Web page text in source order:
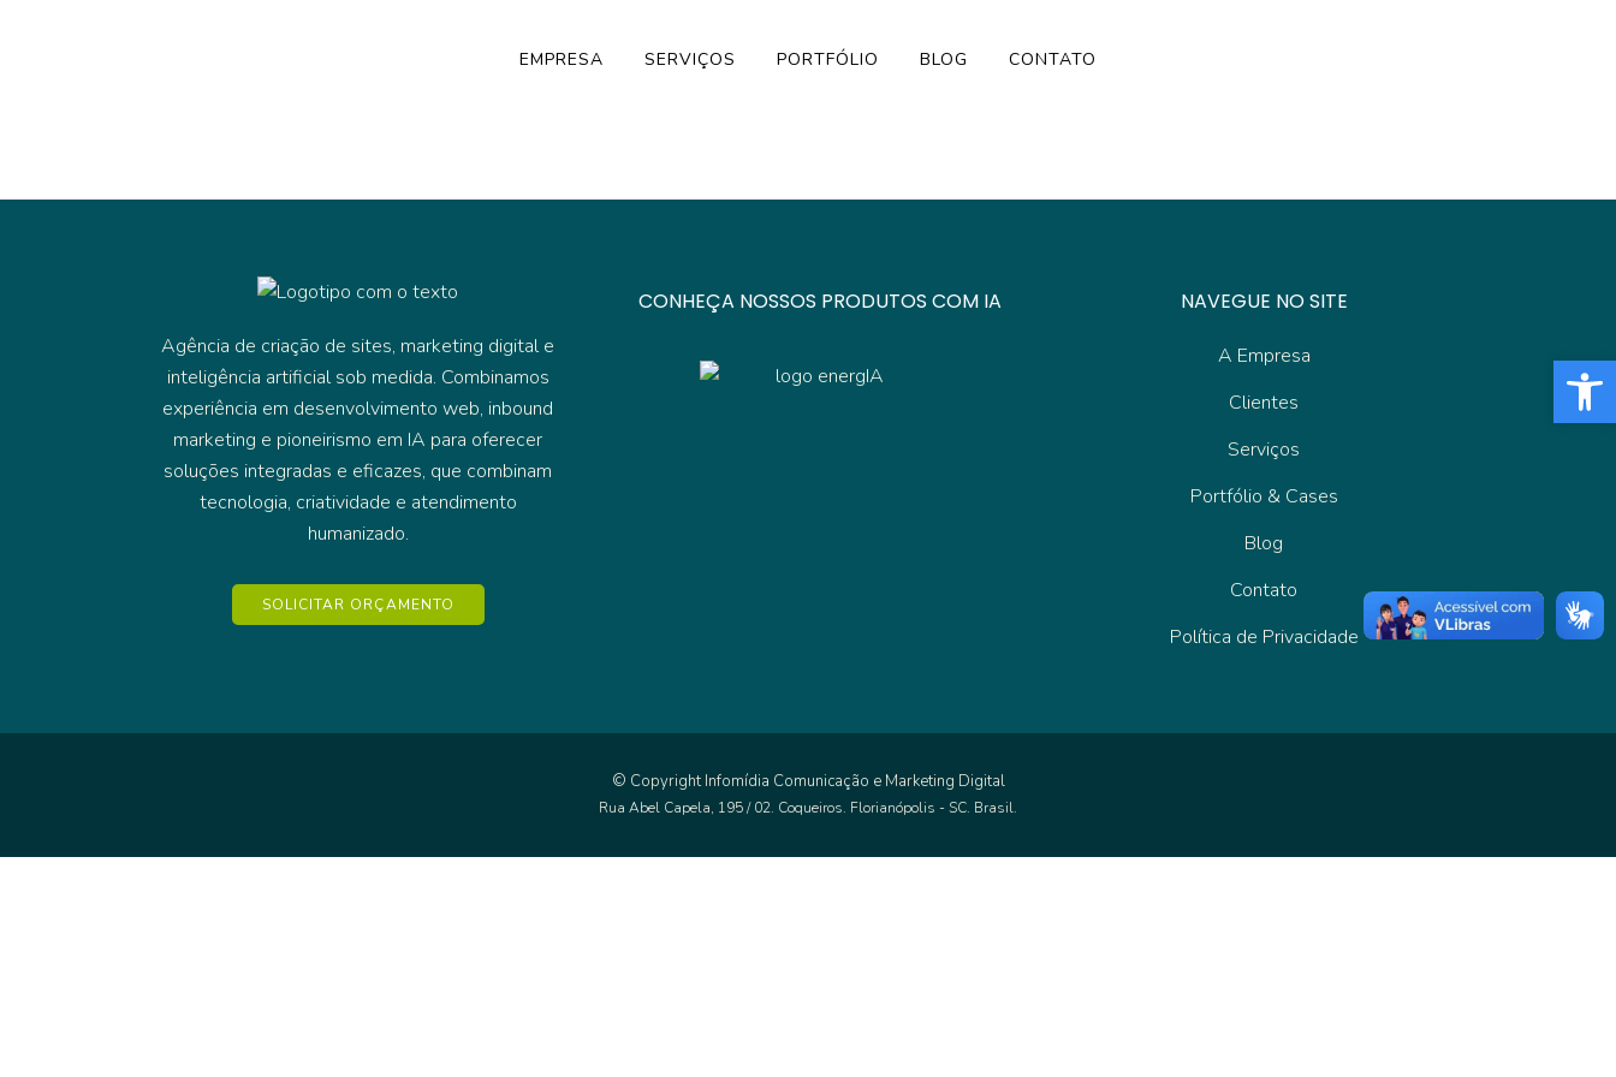
EMPRESA SERVIÇOS PORTFÓLIO BLOG CONTATO
Agência de criação de sites, marketing digital e
inteligência artificial sob medida. Combinamos
experiência em desenvolvimento web, inbound
marketing e pioneirismo em IA para oferecer
soluções integradas e eficazes, que combinam
tecnologia, criatividade e atendimento
humanizado.
SOLICITAR ORÇAMENTO
CONHEÇA NOSSOS PRODUTOS COM IA NAVEGUE NO SITE
A Empresa
Clientes
Serviços
Portfólio & Cases
Blog
Contato
Política de Privacidade
© CopyrightInfomídia Comunicação e Marketing Digital
Rua Abel Capela, 195 / 02. Coqueiros. Florianópolis - SC. Brasil.
Barra de